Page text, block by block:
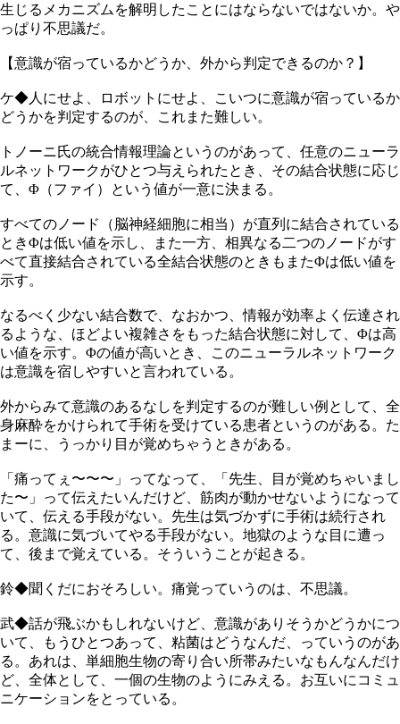
生じるメカニズムを解明したことにはならないではないか。や
っぱり不思議だ。
【意識が宿っているかどうか、外から判定できるのか？】
ケ◆人にせよ、ロボットにせよ、こいつに意識が宿っているか
どうかを判定するのが、これまた難しい。
トノーニ氏の統合情報理論というのがあって、任意のニューラ
ルネットワークがひとつ与えられたとき、その結合状態に応じ
て、Φ（ファイ）という値が一意に決まる。
すべてのノード（脳神経細胞に相当）が直列に結合されている
ときΦは低い値を示し、また一方、相異なる二つのノードがす
べて直接結合されている全結合状態のときもまたΦは低い値を
示す。
なるべく少ない結合数で、なおかつ、情報が効率よく伝達され
るような、ほどよい複雑さをもった結合状態に対して、Φは高
い値を示す。Φの値が高いとき、このニューラルネットワーク
は意識を宿しやすいと言われている。
外からみて意識のあるなしを判定するのが難しい例として、全
身麻酔をかけられて手術を受けている患者というのがある。た
まーに、うっかり目が覚めちゃうときがある。
「痛ってぇ〜〜〜」ってなって、「先生、目が覚めちゃいまし
た〜」って伝えたいんだけど、筋肉が動かせないようになって
いて、伝える手段がない。先生は気づかずに手術は続行され
る。意識に気づいてやる手段がない。地獄のような目に遭っ
て、後まで覚えている。そういうことが起きる。
鈴◆聞くだにおそろしい。痛覚っていうのは、不思議。
武◆話が飛ぶかもしれないけど、意識がありそうかどうかにつ
いて、もうひとつあって、粘菌はどうなんだ、っていうのがあ
る。あれは、単細胞生物の寄り合い所帯みたいなもんなんだけ
ど、全体として、一個の生物のようにみえる。お互いにコミュ
ニケーションをとっている。